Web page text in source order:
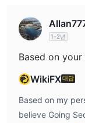
completed, as
customer
specific
withdrawal
unnecessary
management,
are provided
proprietary platform,
who values
specific account
difficult for me
profiles. This
1-2년
WikiFX대답
Based on my
believe Going